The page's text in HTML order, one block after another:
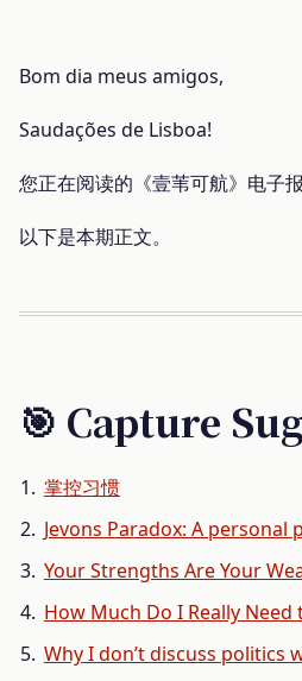
Bom dia meus amigos,
Saudações de Lisboa!
您正在阅读的《壹苇可航》电子报
以下是本期正文。
🎯 Capture
掌控习惯
Jevons Paradox: A personal
Your Strengths Are Your
How Much Do I Really Need
Why I don’t discuss politics